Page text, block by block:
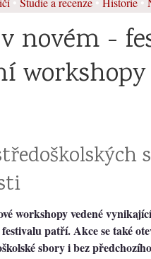
novém -
workshopy vedené
patří. Akce se také
sbory i bez